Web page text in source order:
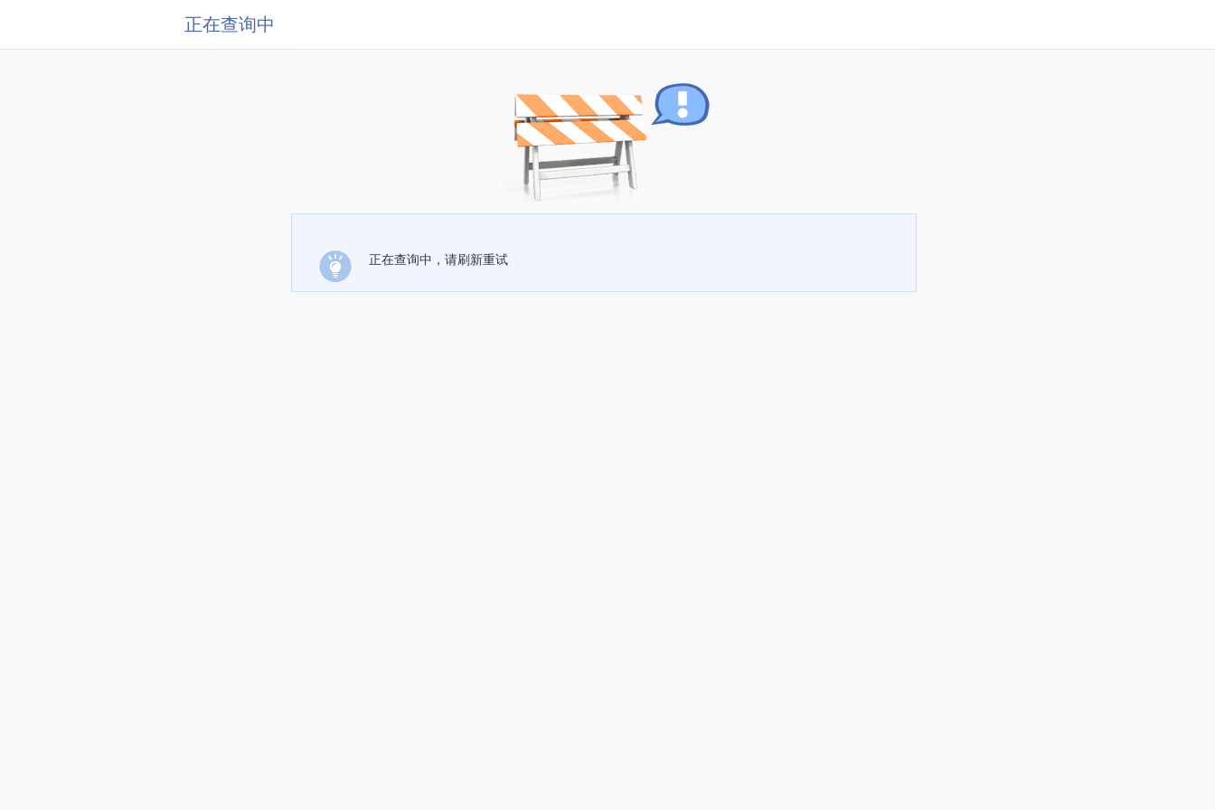
正在查询中
正在查询中，请刷新重试